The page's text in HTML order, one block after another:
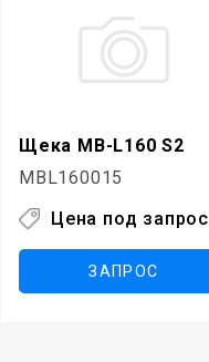
Щека MB-L160 S2
MBL160015
Цена под запрос
ЗАПРОС